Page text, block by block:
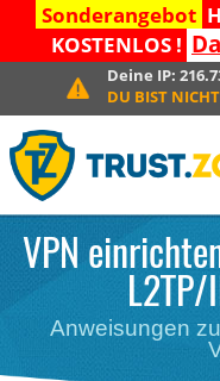
Sonderangebot
KOSTENLOS !
Deine IP:
DU BIST
VPN
L2TP/
Anweisungen